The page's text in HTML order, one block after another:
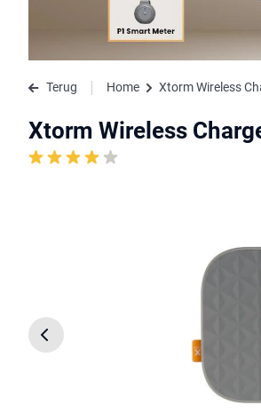
Terug Home Xtorm Wireless
Xtorm Wireless